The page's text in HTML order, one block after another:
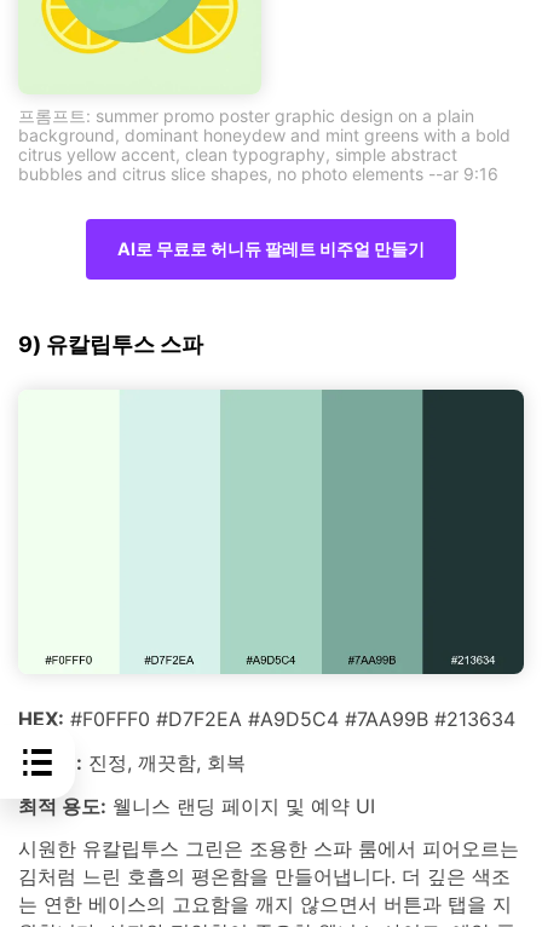
프롬프트: summer promo poster graphic design on a plain
background, dominant honeydew and mint greens with a bold
citrus yellow accent, clean typography, simple abstract
bubbles and citrus slice shapes, no photo elements --ar 9:16
AI로 무료로 허니듀 팔레트 비주얼 만들기
9) 유칼립투스 스파
HEX: #F0FFF0 #D7F2EA #A9D5C4 #7AA99B #213634
분위기: 진정, 깨끗함, 회복
최적 용도: 웰니스 랜딩 페이지 및 예약 UI
시원한 유칼립투스 그린은 조용한 스파 룸에서 피어오르는
김처럼 느린 호흡의 평온함을 만들어냅니다. 더 깊은 색조
는 연한 베이스의 고요함을 깨지 않으면서 버튼과 탭을 지